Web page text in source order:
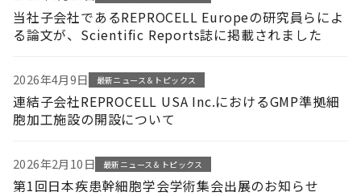
当社子会社であるREPROCELL Europeの研究員らによ
る論文が、Scientific Reports誌に掲載されました
2026年4月9日 最新ニュース＆トピックス
連結子会社REPROCELL USA Inc.におけるGMP準拠細
胞加工施設の開設について
2026年2月10日 最新ニュース＆トピックス
第1回日本疾患幹細胞学会学術集会出展のお知らせ